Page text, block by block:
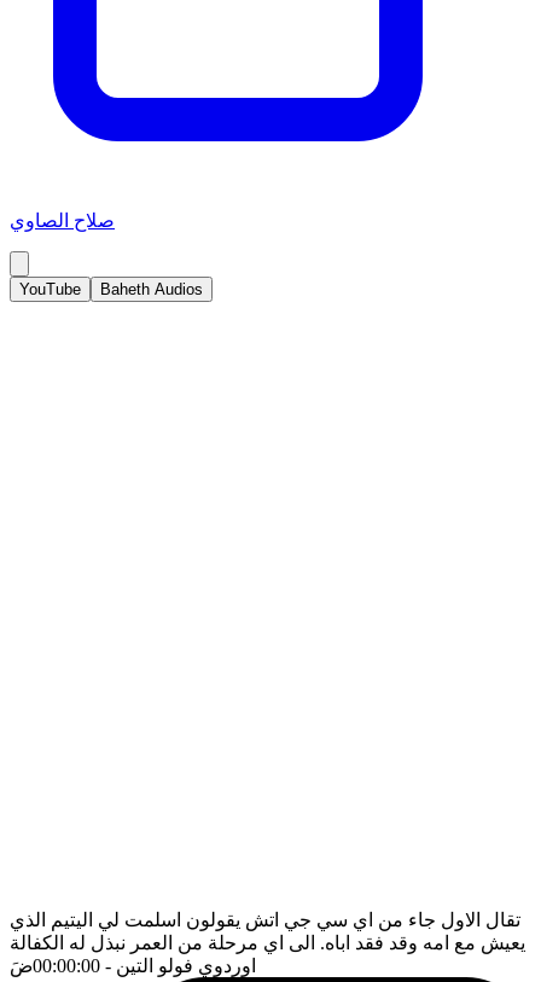
صلاح الصاوي
YouTube Baheth Audios
تقال الاول جاء من اي سي جي اتش يقولون اسلمت لي اليتيم الذي
يعيش مع امه وقد فقد اباه. الى اي مرحلة من العمر نبذل له الكفالة
اوردوي فولو التين - 00:00:00 ضَ